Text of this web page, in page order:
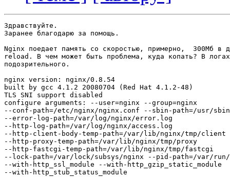
Здравствуйте.
Заранее благодарю за помощь.
Nginx поедает память со скоростью, примерно,  300Мб в
reload. В чем может быть проблема, куда копать? В
подозрительного.
nginx version: nginx/0.8.54
built by gcc 4.1.2 20080704 (Red Hat 4.1.2-48)
TLS SNI support disabled
configure arguments: --user=nginx --group=nginx
--conf-path=/etc/nginx/nginx.conf --sbin-path=/usr/
--error-log-path=/var/log/nginx/error.log
--http-log-path=/var/log/nginx/access.log
--http-client-body-temp-path=/var/lib/nginx/tmp/client
--http-proxy-temp-path=/var/lib/nginx/tmp/proxy
--http-fastcgi-temp-path=/var/lib/nginx/tmp/fastcgi
--lock-path=/var/lock/subsys/nginx --pid-path=/var/
--with-http_ssl_module --with-http_gzip_static_module
--with-http_stub_status_module